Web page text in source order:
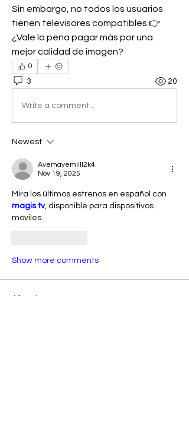
Sin embargo, no todos los usuarios
tienen televisores compatibles.👉
¿Vale la pena pagar más por una
mejor calidad de imagen?
0
3 20
Write a comment...
Newest
Avemayemiill2k4
Nov 19, 2025
magis tv, disponible para dispositivos
móviles.
Show more comments
About